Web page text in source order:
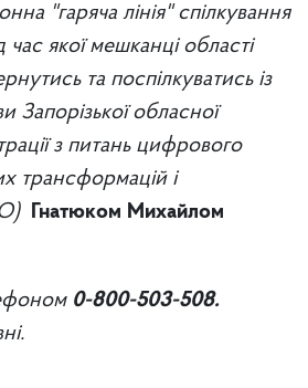
"гаряча лінія" спілкування
час якої мешканці області
та поспілкуватись із
Запорізької обласної
з питань цифрового
трансформацій і
) Гнатюком Михайлом
0-800-503-508.